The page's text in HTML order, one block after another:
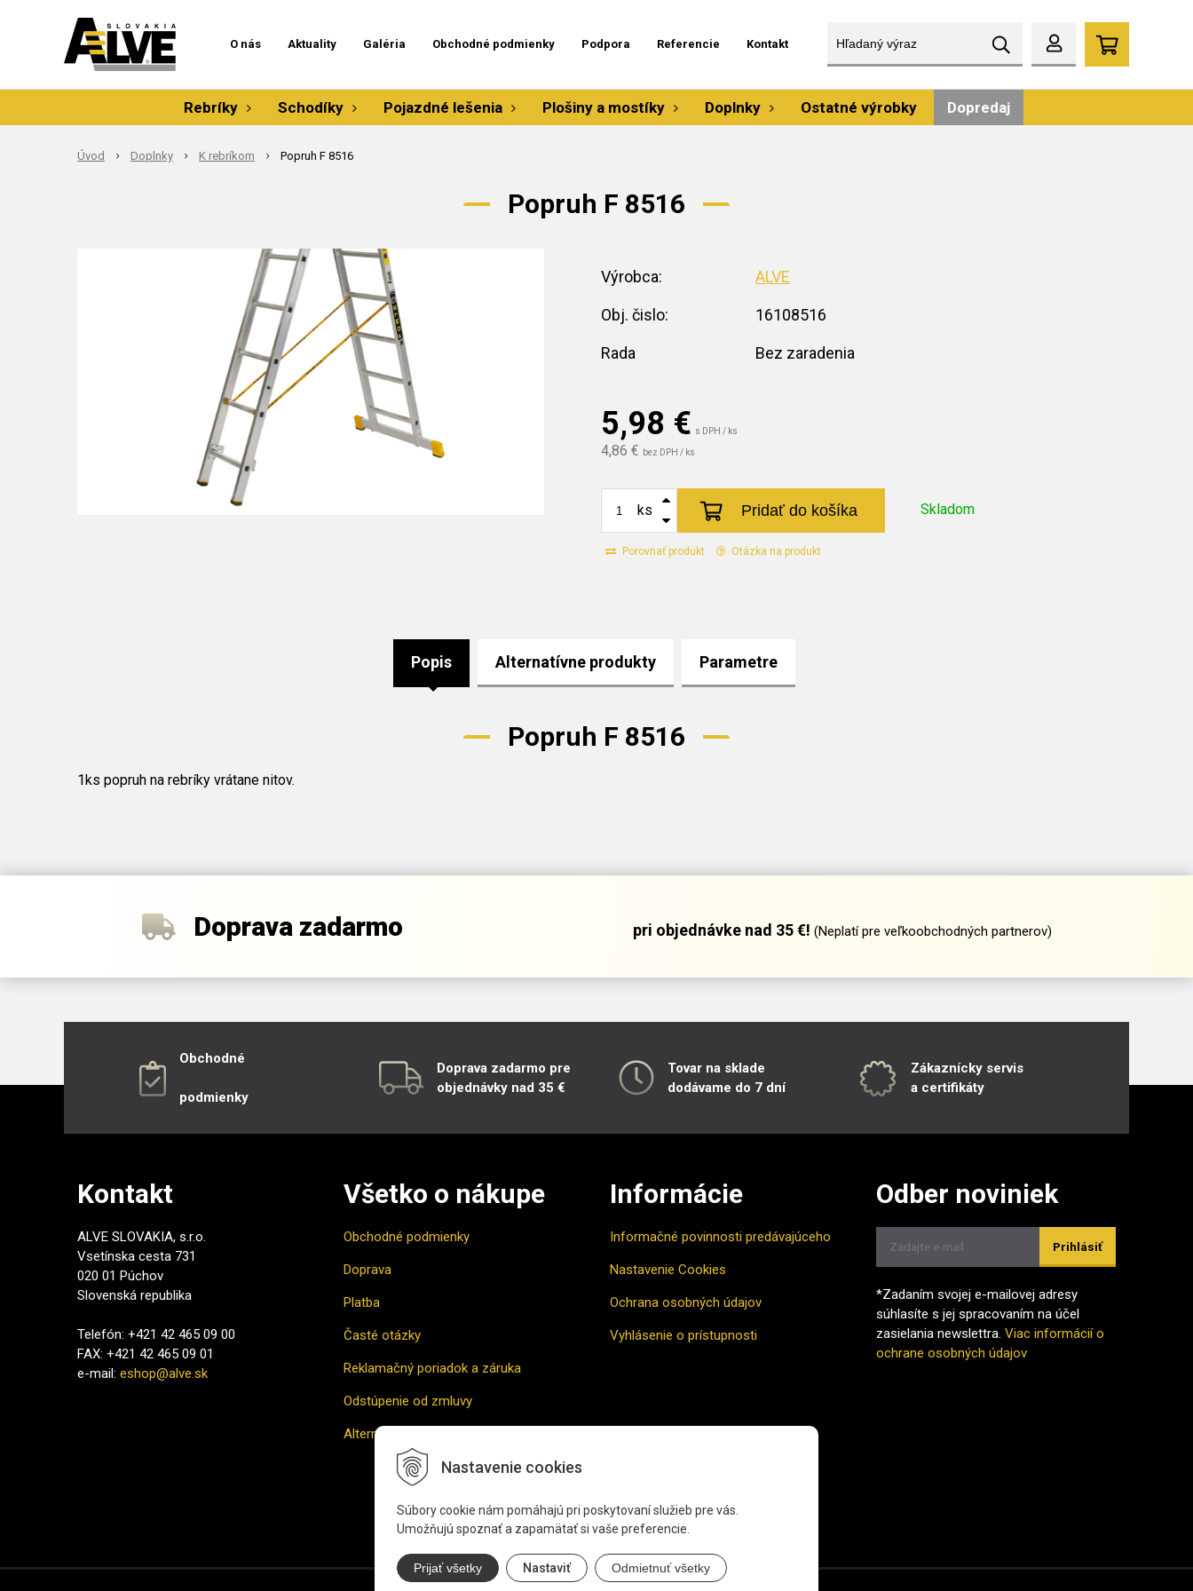
Nastavenie cookies
Súbory cookie nám pomáhajú pri poskytovaní služieb pre vás.
Umožňujú spoznať a zapamätať si vaše preferencie.
Prijať všetky Nastaviť Odmietnuť všetky
O nás Aktuality Galéria Obchodné podmienky Podpora Referencie Kontakt
Rebríky Schodíky Pojazdné lešenia Plošiny a mostíky Doplnky Ostatné výrobky Dopredaj
Úvod Doplnky K rebríkom Popruh F 8516
Popruh F 8516
5,98 € s DPH / ks
4,86 € bez DPH / ks
Skladom
ks Pridať do košíka
Porovnať produkt Otázka na produkt
Výrobca: ALVE
Obj. čislo: 16108516
Rada Bez zaradenia
Popis Alternatívne produkty Parametre
Popruh F 8516
1ks popruh na rebríky vrátane nitov.
Doprava zadarmo pri objednávke nad 35 €! (Neplatí pre veľkoobchodných partnerov)
Obchodné
podmienky
Doprava zadarmo pre
objednávky nad 35 €
Tovar na sklade
dodávame do 7 dní
Zákaznícky servis
a certifikáty
Kontakt
ALVE SLOVAKIA, s.r.o.
Vsetínska cesta 731
020 01 Púchov
Slovenská republika
Telefón: +421 42 465 09 00
FAX: +421 42 465 09 01
e-mail: eshop@alve.sk
Všetko o nákupe
Obchodné podmienky
Doprava
Platba
Časté otázky
Reklamačný poriadok a záruka
Odstúpenie od zmluvy
Alternatívne riešenie sporu
Informácie
Informačné povinnosti predávajúceho
Nastavenie Cookies
Ochrana osobných údajov
Vyhlásenie o prístupnosti
Odber noviniek
Prihlásiť
*Zadaním svojej e-mailovej adresy
súhlasíte s jej spracovaním na účel
zasielania newslettra. Viac informácií o
ochrane osobných údajov